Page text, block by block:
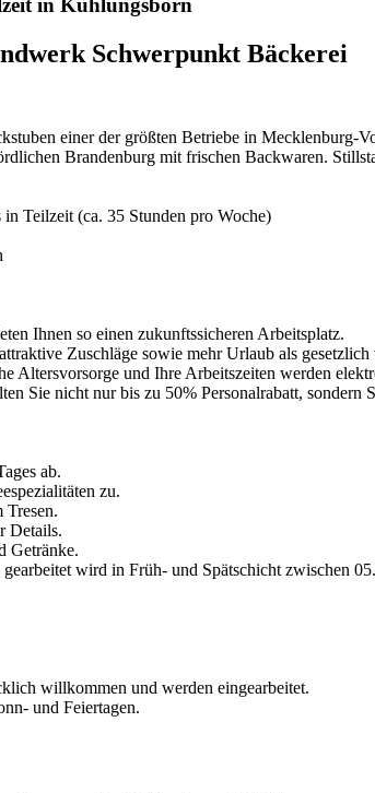
in Kühlungsborn
Schwerpunkt Bäckerei
einer der größten Betriebe in Mecklenburg-
Brandenburg mit frischen Backwaren.
Teilzeit (ca. 35 Stunden pro Woche)
Ihnen so einen zukunftssicheren Arbeitsplatz.
Zuschläge sowie mehr Urlaub als gesetzlich
Altersvorsorge und Ihre Arbeitszeiten werden
Sie nicht nur bis zu 50% Personalrabatt,
ab.
zu.
Tresen.
Details.
Getränke.
wird in Früh- und Spätschicht zwischen
willkommen und werden eingearbeitet.
und Feiertagen.